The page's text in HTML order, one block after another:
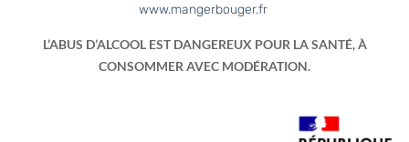
www.mangerbouger.fr
L’ABUS D’ALCOOL EST DANGEREUX POUR LA SANTÉ, À
CONSOMMER AVEC MODÉRATION.